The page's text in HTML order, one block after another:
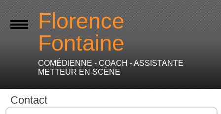
Florence
Fontaine
COMÉDIENNE - COACH - ASSISTANTE
METTEUR EN SCÈNE
Contact